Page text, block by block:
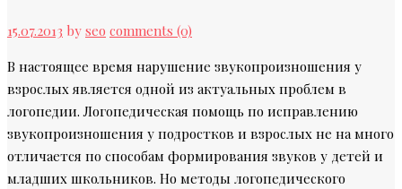
15.07.2013 by seo comments (0)
В настоящее время нарушение звукопроизношения у
взрослых является одной из актуальных проблем в
логопедии. Логопедическая помощь по исправлению
звукопроизношения у подростков и взрослых не на много
отличается по способам формирования звуков у детей и
младших школьников. Но методы логопедического